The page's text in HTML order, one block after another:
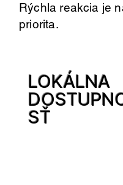
Rýchla reakcia je
priorita.
LOKÁLNA
SŤ